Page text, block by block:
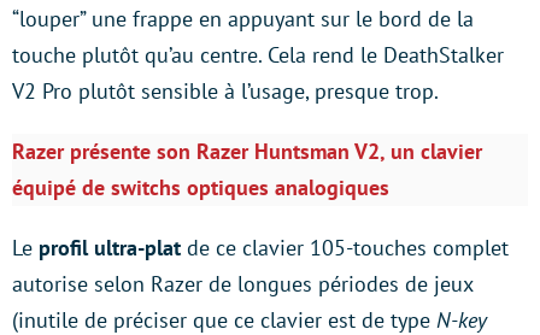
“louper” une frappe en appuyant sur le bord de la
touche plutôt qu’au centre. Cela rend le DeathStalker
V2 Pro plutôt sensible à l’usage, presque trop.
Razer présente son Razer Huntsman V2, un clavier
équipé de switchs optiques analogiques
Le profil ultra-plat de ce clavier 105-touches complet
autorise selon Razer de longues périodes de jeux
(inutile de préciser que ce clavier est de type N-key